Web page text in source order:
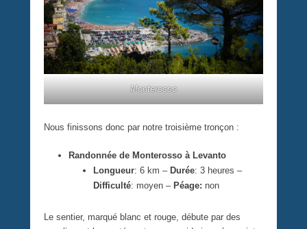
Monterosso
Nous finissons donc par notre troisième tronçon :
Randonnée de Monterosso à Levanto
Longueur: 6 km – Durée: 3 heures –
Difficulté: moyen – Péage: non
Le sentier, marqué blanc et rouge, débute par des